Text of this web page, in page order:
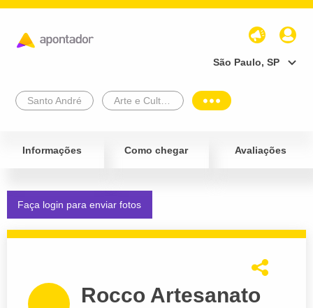
São Paulo, SP
Santo André
Informações Como chegar Avaliações
Faça login para enviar fotos
Rocco Artesanato